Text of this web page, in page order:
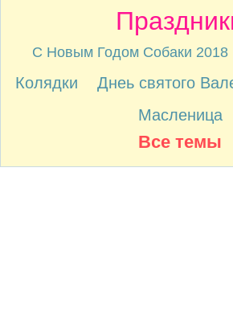
С Новым Годом Собаки 2018
Колядки
Днеь святого
Масленица
Все темы